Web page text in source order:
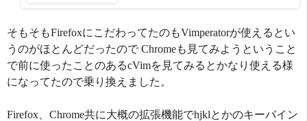
そもそもFirefoxにこだわってたのもVimperatorが使えるとい
うのがほとんどだったので Chromeも見てみようということ
で前に使ったことのあるcVimを見てみるとかなり使える様
になってたので乗り換えました。
Firefox、Chrome共に大概の拡張機能でhjklとかのキーバイン